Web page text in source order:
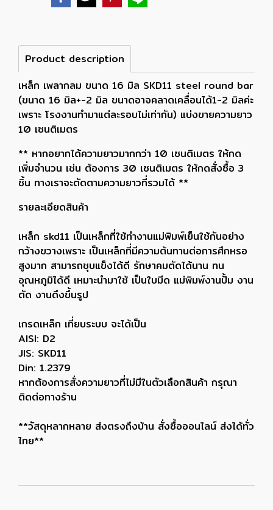
Product description
เหล็ก เพลากลม ขนาด 16 มิล SKD11 steel round bar
(ขนาด 16 มิล+-2 มิล ขนาดอาจคลาดเคลื่อนได้1-2 มิลค่ะ
เพราะ โรงงานทำมาแต่ละรอบไม่เท่ากัน) แบ่งขายความยาว
10 เซนติเมตร
** หากอยากได้ความยาวมากกว่า 10 เซนติเมตร ให้กด
เพิ่มจำนวน เช่น ต้องการ 30 เซนติเมตร ให้กดสั่งซื้อ 3
ชิ้น ทางเราจะตัดตามความยาวที่รวมได้ **
รายละเอียดสินค้า
เหล็ก skd11 เป็นเหล็กที่ใช้ทำงานแม่พิมพ์เย็นใช้กันอย่าง
กว้างขวางเพราะ เป็นเหล็กที่มีความต้นทานต่อการศึกหรอ
สูงมาก สามารถชุบแข็งได้ดี รักษาคมตัดได้นาน ทน
อุณหภูมิได้ดี เหมาะนำมาใช้ เป็นใบมีด แม่พิมพ์งานปั้ม งาน
ตัด งานดึงขึ้นรูป
เกรดเหล็ก เที่ยบระบบ จะได้เป็น
AISI: D2
JIS: SKD11
Din: 1.2379
หากต้องการสั่งความยาวที่ไม่มีในตัวเลือกสินค้า กรุณา
ติดต่อทางร้าน
**วัสดุหลากหลาย ส่งตรงถึงบ้าน สั่งซื้อออนไลน์ ส่งได้ทั่ว
ไทย**